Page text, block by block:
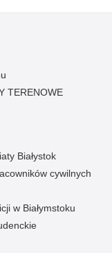
TERENOWE
Białystok
cywilnych
w Białymstoku